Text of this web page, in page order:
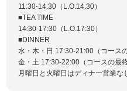
11:30-14:30（L.O.14:30）
■TEA TIME
14:30-17:30（L.O.17:30）
■DINNER
水・木・日 17:30-21:00（コース
金・土 17:30-22:00（コースの最
月曜日と火曜日はディナー営業な